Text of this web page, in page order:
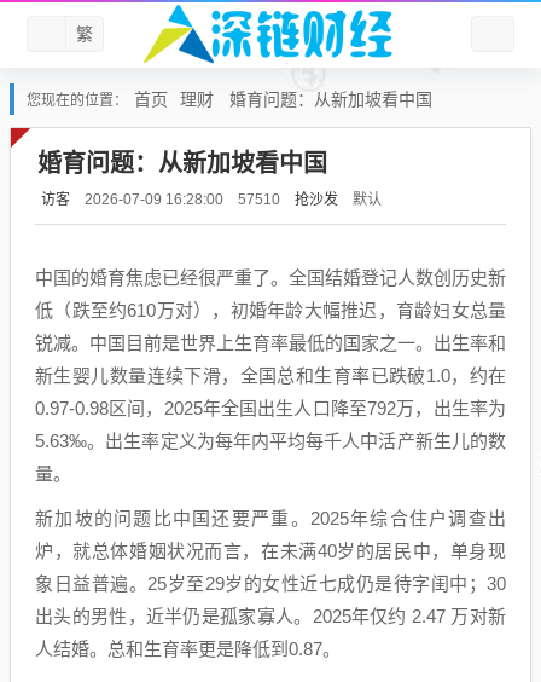
繁
您现在的位置： 首页 理财 婚育问题：从新加坡看中国
婚育问题：从新加坡看中国
访客 2026-07-09 16:28:00 57510 抢沙发 默认
中国的婚育焦虑已经很严重了。全国结婚登记人数创历史新
低（跌至约610万对），初婚年龄大幅推迟，育龄妇女总量
锐减。中国目前是世界上生育率最低的国家之一。出生率和
新生婴儿数量连续下滑，全国总和生育率已跌破1.0，约在
0.97-0.98区间，2025年全国出生人口降至792万，出生率为
5.63‰。出生率定义为每年内平均每千人中活产新生儿的数
量。
新加坡的问题比中国还要严重。2025年综合住户调查出
炉，就总体婚姻状况而言，在未满40岁的居民中，单身现
象日益普遍。25岁至29岁的女性近七成仍是待字闺中；30
出头的男性，近半仍是孤家寡人。2025年仅约 2.47 万对新
人结婚。总和生育率更是降低到0.87。